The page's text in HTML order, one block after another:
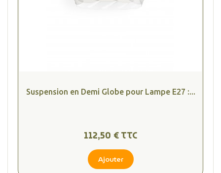
Suspension en Demi Globe pour Lampe E27 :...
112,50 € TTC
Ajouter